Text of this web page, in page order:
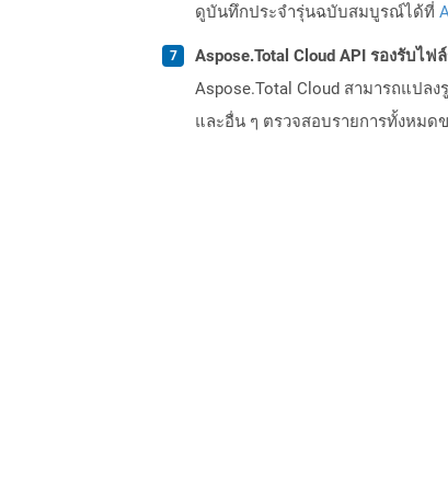
ดูบันทึกประจำรุ่นฉบับสมบูรณ์ได้ที่
Aspose.Total Cloud API รองรับไ
Aspose.Total Cloud สามารถแปล
และอื่น ๆ ตรวจสอบรายการทั้งหมด